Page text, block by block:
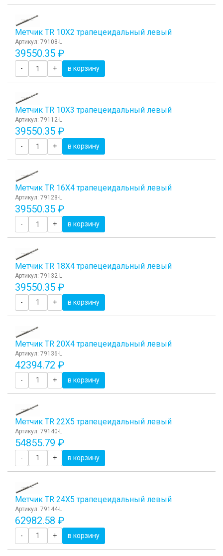
Метчик TR 10Х2 трапецеидальный левый
Артикул: 79108-L
39550.35 ₽
- + в корзину
Метчик TR 10Х3 трапецеидальный левый
Артикул: 79112-L
39550.35 ₽
- + в корзину
Метчик TR 16Х4 трапецеидальный левый
Артикул: 79128-L
39550.35 ₽
- + в корзину
Метчик TR 18Х4 трапецеидальный левый
Артикул: 79132-L
39550.35 ₽
- + в корзину
Метчик TR 20Х4 трапецеидальный левый
Артикул: 79136-L
42394.72 ₽
- + в корзину
Метчик TR 22Х5 трапецеидальный левый
Артикул: 79140-L
54855.79 ₽
- + в корзину
Метчик TR 24Х5 трапецеидальный левый
Артикул: 79144-L
62982.58 ₽
- + в корзину